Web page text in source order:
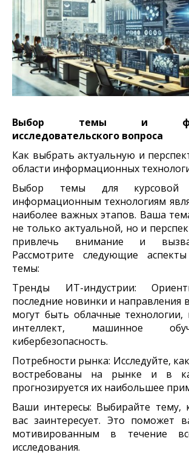
Выбор темы и
исследовательского вопроса
Как выбрать актуальную и
области информационных
Выбор темы для
информационным технологиям
наиболее важных этапов. Ваша
не только актуальной, но и
привлечь внимание и
Рассмотрите следующие
темы:
Тренды ИТ-индустрии:
последние новинки и направления
могут быть облачные технологии,
интеллект, машинное
кибербезопасность.
Потребности рынка: Исследуйте,
востребованы на рынке и в
прогнозируется их наибольшее
Ваши интересы: Выбирайте тему,
вас заинтересует. Это поможет
мотивированным в течение
исследования.